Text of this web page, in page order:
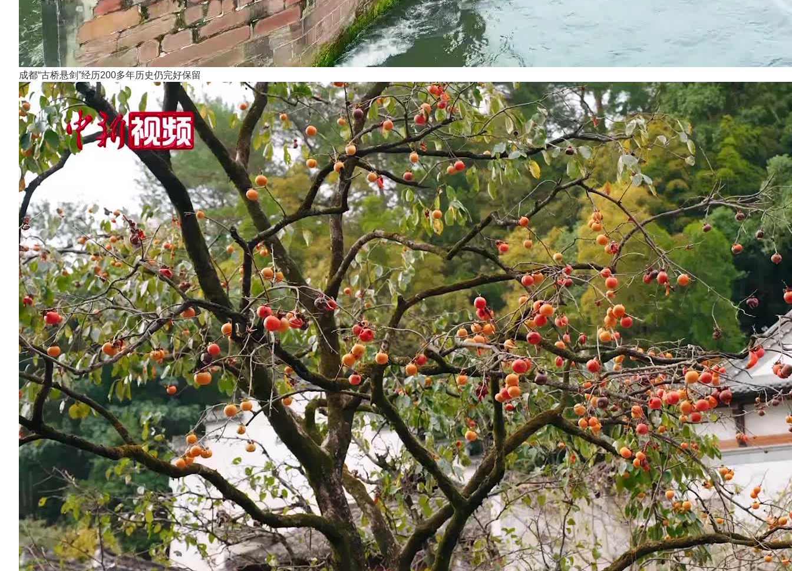
成都“古桥悬剑”经历200多年历史仍完好保留